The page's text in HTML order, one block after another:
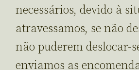
necessários, devido à
atravessamos, se não
não puderem deslocar-
enviamos as